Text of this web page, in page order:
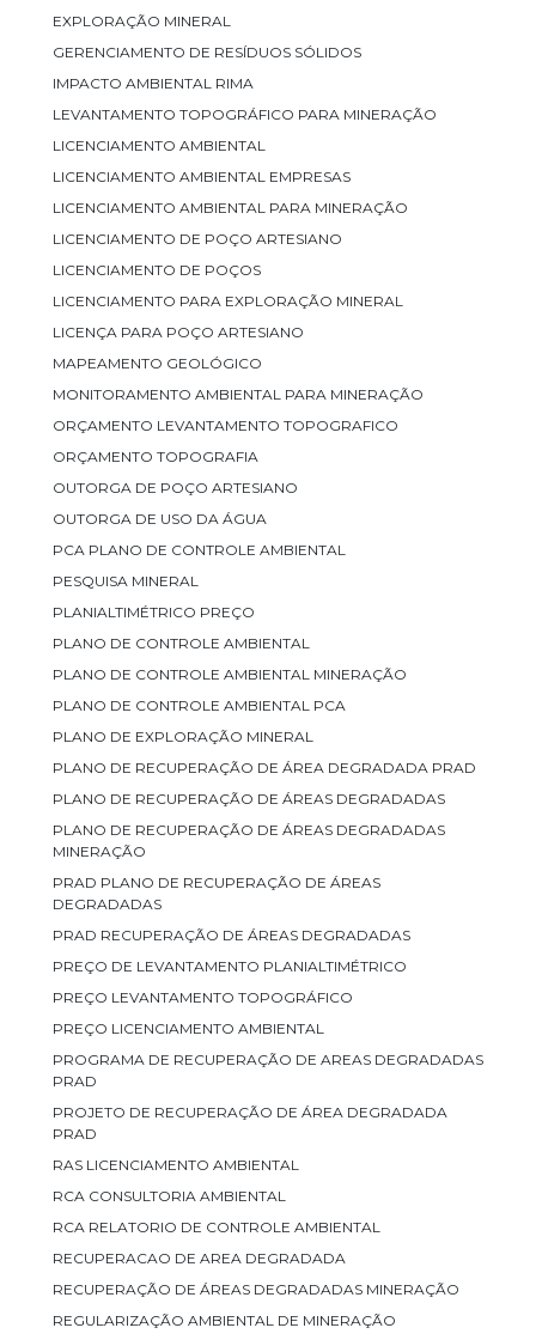
EXPLORAÇÃO MINERAL
GERENCIAMENTO DE RESÍDUOS SÓLIDOS
IMPACTO AMBIENTAL RIMA
LEVANTAMENTO TOPOGRÁFICO PARA MINERAÇÃO
LICENCIAMENTO AMBIENTAL
LICENCIAMENTO AMBIENTAL EMPRESAS
LICENCIAMENTO AMBIENTAL PARA MINERAÇÃO
LICENCIAMENTO DE POÇO ARTESIANO
LICENCIAMENTO DE POÇOS
LICENCIAMENTO PARA EXPLORAÇÃO MINERAL
LICENÇA PARA POÇO ARTESIANO
MAPEAMENTO GEOLÓGICO
MONITORAMENTO AMBIENTAL PARA MINERAÇÃO
ORÇAMENTO LEVANTAMENTO TOPOGRAFICO
ORÇAMENTO TOPOGRAFIA
OUTORGA DE POÇO ARTESIANO
OUTORGA DE USO DA ÁGUA
PCA PLANO DE CONTROLE AMBIENTAL
PESQUISA MINERAL
PLANIALTIMÉTRICO PREÇO
PLANO DE CONTROLE AMBIENTAL
PLANO DE CONTROLE AMBIENTAL MINERAÇÃO
PLANO DE CONTROLE AMBIENTAL PCA
PLANO DE EXPLORAÇÃO MINERAL
PLANO DE RECUPERAÇÃO DE ÁREA DEGRADADA PRAD
PLANO DE RECUPERAÇÃO DE ÁREAS DEGRADADAS
PLANO DE RECUPERAÇÃO DE ÁREAS DEGRADADAS
MINERAÇÃO
PRAD PLANO DE RECUPERAÇÃO DE ÁREAS
DEGRADADAS
PRAD RECUPERAÇÃO DE ÁREAS DEGRADADAS
PREÇO DE LEVANTAMENTO PLANIALTIMÉTRICO
PREÇO LEVANTAMENTO TOPOGRÁFICO
PREÇO LICENCIAMENTO AMBIENTAL
PROGRAMA DE RECUPERAÇÃO DE AREAS DEGRADADAS
PRAD
PROJETO DE RECUPERAÇÃO DE ÁREA DEGRADADA
PRAD
RAS LICENCIAMENTO AMBIENTAL
RCA CONSULTORIA AMBIENTAL
RCA RELATORIO DE CONTROLE AMBIENTAL
RECUPERACAO DE AREA DEGRADADA
RECUPERAÇÃO DE ÁREAS DEGRADADAS MINERAÇÃO
REGULARIZAÇÃO AMBIENTAL DE MINERAÇÃO